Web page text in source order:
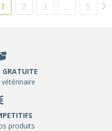
1 2 3 … 5
GRATUITE
produits